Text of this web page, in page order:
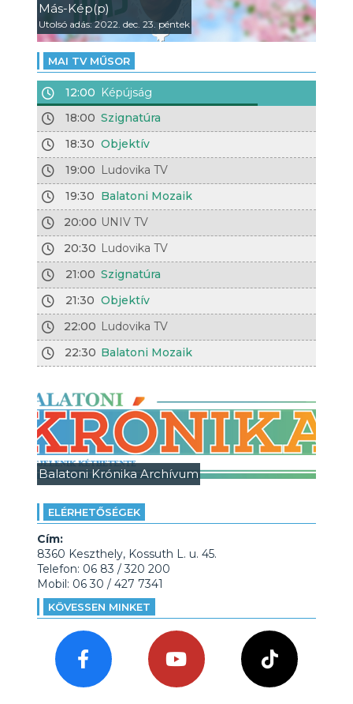
Más-Kép(p)
Utolsó adás: 2022. dec. 23. péntek
MAI TV MŰSOR
12:00 Képújság
18:00 Szignatúra
18:30 Objektív
19:00 Ludovika TV
19:30 Balatoni Mozaik
20:00 UNIV TV
20:30 Ludovika TV
21:00 Szignatúra
21:30 Objektív
22:00 Ludovika TV
22:30 Balatoni Mozaik
Balatoni Krónika Archívum
ELÉRHETŐSÉGEK
Cím:
8360 Keszthely, Kossuth L. u. 45.
Telefon: 06 83 / 320 200
Mobil: 06 30 / 427 7341
KÖVESSEN MINKET